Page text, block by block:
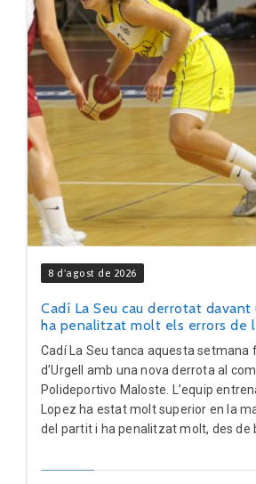
8 d'agost de 2026
Cadí La Seu cau derrotat davant
ha penalitzat molt els errors de
Cadí La Seu tanca aquesta setmana
d’Urgell amb una nova derrota al
Polideportivo Maloste. L’equip
Lopez ha estat molt superior en la
del partit i ha penalitzat molt, des de